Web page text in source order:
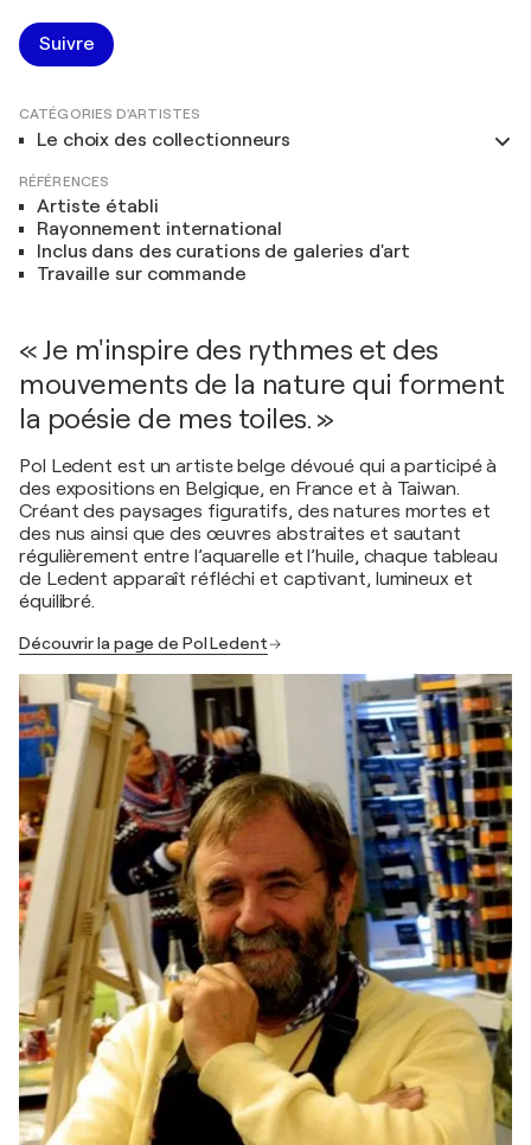
Suivre
CATÉGORIES D'ARTISTES
Le choix des collectionneurs
RÉFÉRENCES
Artiste établi
Rayonnement international
Inclus dans des curations de galeries d'art
Travaille sur commande
« Je m'inspire des rythmes et des
mouvements de la nature qui forment
la poésie de mes toiles. »
Pol Ledent est un artiste belge dévoué qui a participé à
des expositions en Belgique, en France et à Taiwan.
Créant des paysages figuratifs, des natures mortes et
des nus ainsi que des œuvres abstraites et sautant
régulièrement entre l’aquarelle et l’huile, chaque tableau
de Ledent apparaît réfléchi et captivant, lumineux et
équilibré.
Découvrir la page de Pol Ledent